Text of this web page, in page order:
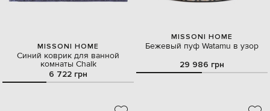
MISSONI HOME
Синий коврик для ванной
комнаты Chalk
6 722 грн
MISSONI HOME
Бежевый пуф Watamu в узор
29 986 грн